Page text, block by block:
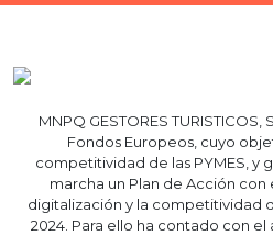
MNPQ GESTORES
Fondos Europeos, cuyo
competitividad de las PYMES, y
marcha un Plan de Acción
digitalización y la competitividad
2024. Para ello ha contado con